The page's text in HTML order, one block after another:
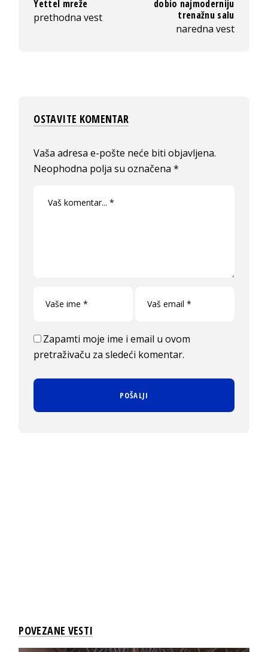
Yettel mreže
prethodna vest
dobio najmoderniju
trenažnu salu
naredna vest
OSTAVITE KOMENTAR
Vaša adresa e-pošte neće biti objavljena.
Neophodna polja su označena*
Zapamti moje ime i email u ovom
pretraživaču za sledeći komentar.
POVEZANE VESTI